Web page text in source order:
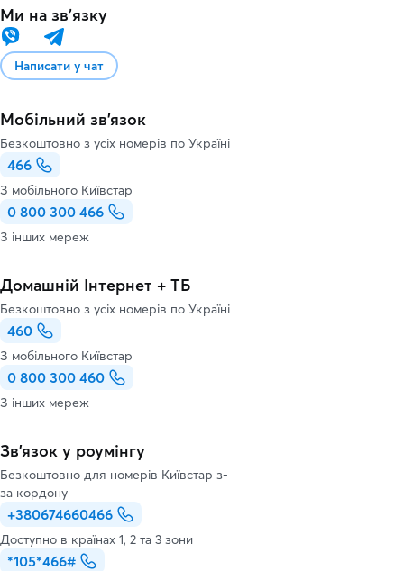
Ми на звʼязку
Написати у чат
Мобільний зв'язок
Безкоштовно з усіх номерів по Україні
466
З мобільного Київстар
0 800 300 466
З інших мереж
Домашній Інтернет + ТБ
Безкоштовно з усіх номерів по Україні
460
З мобільного Київстар
0 800 300 460
З інших мереж
Зв’язок у роумінгу
Безкоштовно для номерів Київстар з-
за кордону
+380674660466
Доступно в країнах 1, 2 та 3 зони
*105*466#